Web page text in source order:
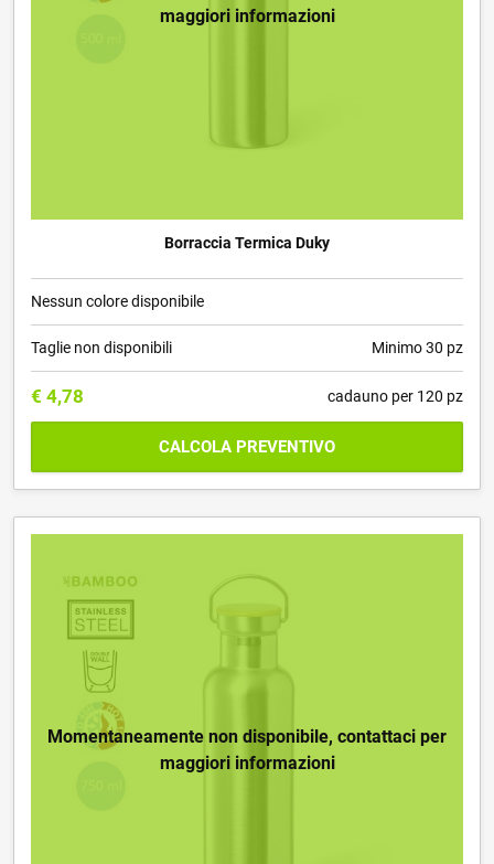
maggiori informazioni
Borraccia Termica Duky
Nessun colore disponibile
Taglie non disponibili Minimo 30 pz
€ 4,78 cadauno per 120 pz
CALCOLA PREVENTIVO
Momentaneamente non disponibile, contattaci per
maggiori informazioni